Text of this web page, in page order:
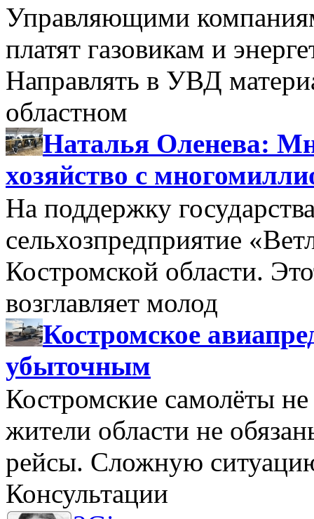
Управляющими
платят газовикам и
Направлять в УВД
областном
Наталья Оленева:
хозяйство с
На поддержку
сельхозпредприятие
Костромской области.
возглавляет молод
Костромское
убыточным
Костромские самолёты
жители области не
рейсы. Сложную
Консультации